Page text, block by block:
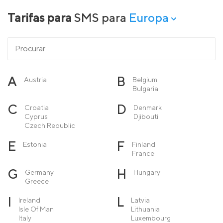
Tarifas para SMS para Europa
A Austria B
Belgium
Bulgaria
C
Croatia
Cyprus
Czech Republic
D
Denmark
Djibouti
E Estonia F
Finland
France
G
Germany
Greece
H Hungary
I
Ireland
Isle Of Man
Italy
L
Latvia
Lithuania
Luxembourg